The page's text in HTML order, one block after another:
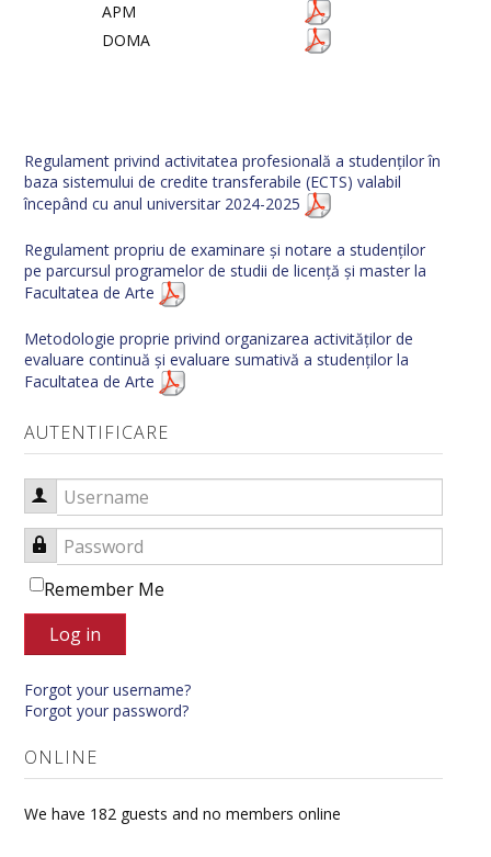
APM
DOMA
Regulament privind activitatea profesională a studenților în
baza sistemului de credite transferabile (ECTS) valabil
începând cu anul universitar 2024-2025
Regulament propriu de examinare și notare a studenților
pe parcursul programelor de studii de licență și master la
Facultatea de Arte
Metodologie proprie privind organizarea activităților de
evaluare continuă și evaluare sumativă a studenților la
Facultatea de Arte
AUTENTIFICARE
Username
Password
Remember Me
Log in
Forgot your username?
Forgot your password?
ONLINE
We have 182 guests and no members online